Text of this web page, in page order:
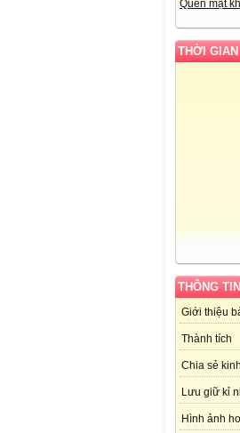
Quên mật
THỜI
THÔNG TIN
Giới thiệu
Thành tích
Chia sẻ
Lưu giữ kỉ
Hình ảnh